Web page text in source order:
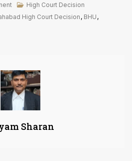
On
BHU
पदोन्नति
मामले
में
VC
से
High Court Decision
High Court Decision, BHU ,
Sharan